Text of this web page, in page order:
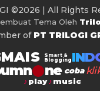
©2026 | All Rights
Tema Oleh
of PT TRILOGI
Smart &
Blogging
coba
play
music